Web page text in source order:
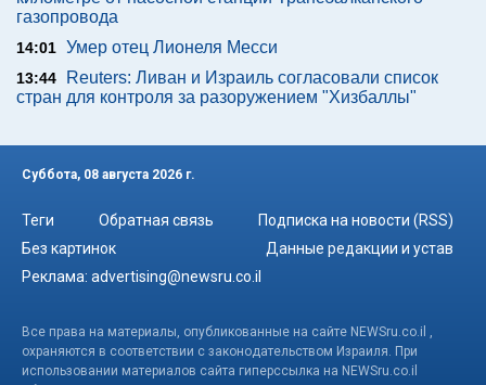
газопровода
14:01 Умер отец Лионеля Месси
13:44
Reuters: Ливан и Израиль согласовали список
стран для контроля за разоружением "Хизбаллы"
Суббота, 08 августа 2026 г.
Теги Обратная связь
Подписка на новости (RSS)
Без картинок
Данные редакции и устав
Реклама: advertising@newsru.co.il
Все права на материалы, опубликованные на сайте NEWSru.co.il ,
охраняются в соответствии с законодательством Израиля. При
использовании материалов сайта гиперссылка на NEWSru.co.il